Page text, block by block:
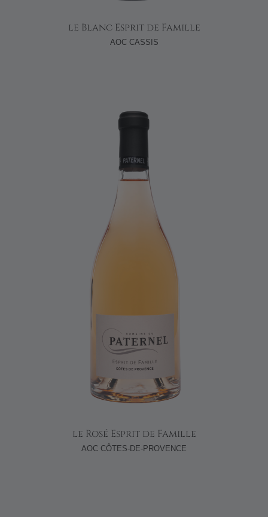
le Blanc Esprit de Famille
AOC CASSIS
le Rosé Esprit de Famille
AOC CÔTES-DE-PROVENCE